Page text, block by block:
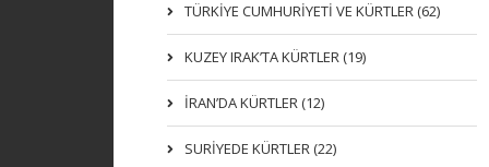
TÜRKİYE CUMHURİYETİ VE KÜRTLER (62)
KUZEY IRAK’TA KÜRTLER (19)
İRAN’DA KÜRTLER (12)
SURİYEDE KÜRTLER (22)